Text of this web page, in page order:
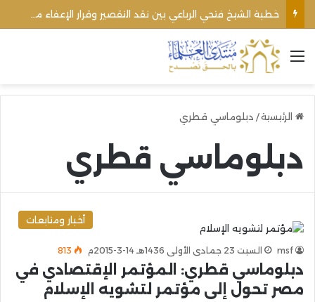
القائمة
الرئيسية/ دبلوماسي قطري
دبلوماسي قطري
أخبار ومتابعات
msf السبت 23 جمادى الأولى 1436هـ 14-3-2015م 813
دبلوماسي قطري: المؤتمر الإقتصادي في
مصر تحول إلى مؤتمر لتشويه الإسلام